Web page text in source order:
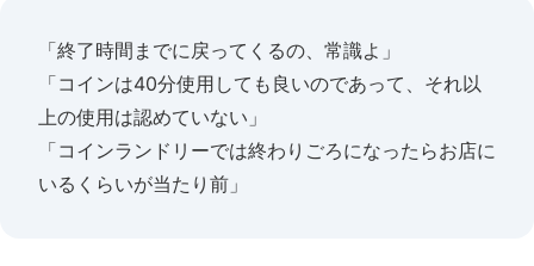
「終了時間までに戻ってくるの、常識よ」
「コインは40分使用しても良いのであって、それ以
上の使用は認めていない」
「コインランドリーでは終わりごろになったらお店に
いるくらいが当たり前」